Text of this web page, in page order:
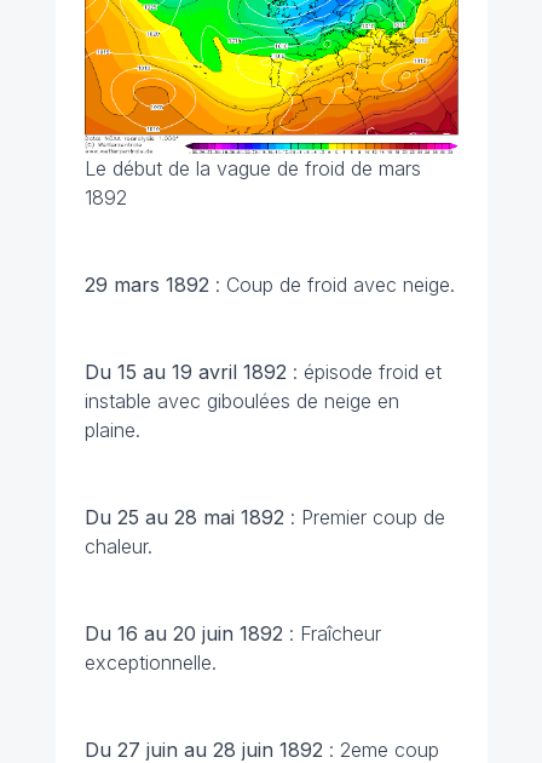
Le début de la vague de froid de mars
1892
29 mars 1892 : Coup de froid avec neige.
Du 15 au 19 avril 1892 : épisode froid et
instable avec giboulées de neige en
plaine.
Du 25 au 28 mai 1892 : Premier coup de
chaleur.
Du 16 au 20 juin 1892 : Fraîcheur
exceptionnelle.
Du 27 juin au 28 juin 1892 : 2eme coup